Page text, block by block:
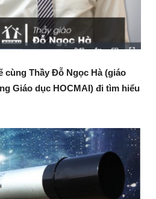
cùng Thầy Đỗ Ngọc Hà (giáo
Giáo dục HOCMAI) đi tìm hiểu